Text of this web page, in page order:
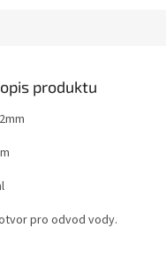
produktu
pro odvod vody.